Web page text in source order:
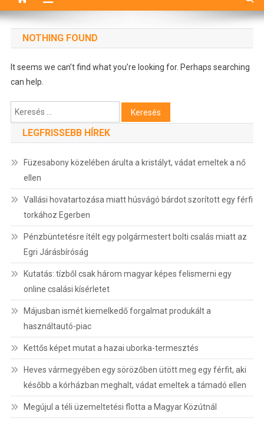
NOTHING FOUND
It seems we can’t find what you’re looking for. Perhaps searching
can help.
Keresés:
LEGFRISSEBB HÍREK
Füzesabony közelében árulta a kristályt, vádat emeltek a nő
ellen
Vallási hovatartozása miatt húsvágó bárdot szorított egy férfi
torkához Egerben
Pénzbüntetésre ítélt egy polgármestert bolti csalás miatt az
Egri Járásbíróság
Kutatás: tízből csak három magyar képes felismerni egy
online csalási kísérletet
Májusban ismét kiemelkedő forgalmat produkált a
használtautó-piac
Kettős képet mutat a hazai uborka-termesztés
Heves vármegyében egy sörözőben ütött meg egy férfit, aki
később a kórházban meghalt, vádat emeltek a támadó ellen
Megújul a téli üzemeltetési flotta a Magyar Közútnál